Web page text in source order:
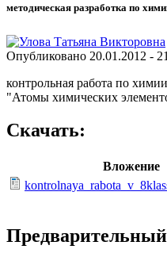
методическая разработка по
Опубликовано 20.01.2012 -
контрольная работа по
"Атомы химических
Скачать:
Вложение